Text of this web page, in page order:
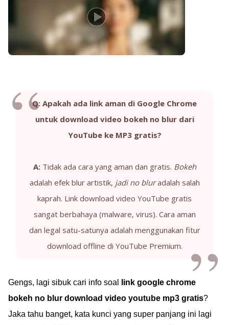
Q: Apakah ada link aman di Google Chrome
untuk download video bokeh no blur dari
YouTube ke MP3 gratis?
A:Tidak ada cara yang aman dan gratis. Bokeh
adalah efek blur artistik, jadi no bluradalah salah
kaprah. Link download video YouTube gratis
sangat berbahaya (malware, virus). Cara aman
dan legal satu-satunya adalah menggunakan fitur
download offline di YouTube Premium.
Gengs, lagi sibuk cari info soal
link google chrome
bokeh no blur download video youtube mp3 gratis?
Jaka tahu banget, kata kunci yang super panjang ini lagi